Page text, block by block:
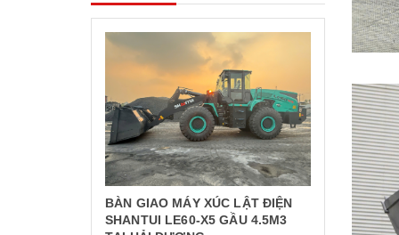
BÀN GIAO MÁY XÚC LẬT ĐIỆN
SHANTUI LE60-X5 GẦU 4.5M3
LÍ DO
THIẾT
11/06/
Máy xúc
xu hướng
đang
nói riêng
bối cảnh
và sản
vấn đề
[Đọc